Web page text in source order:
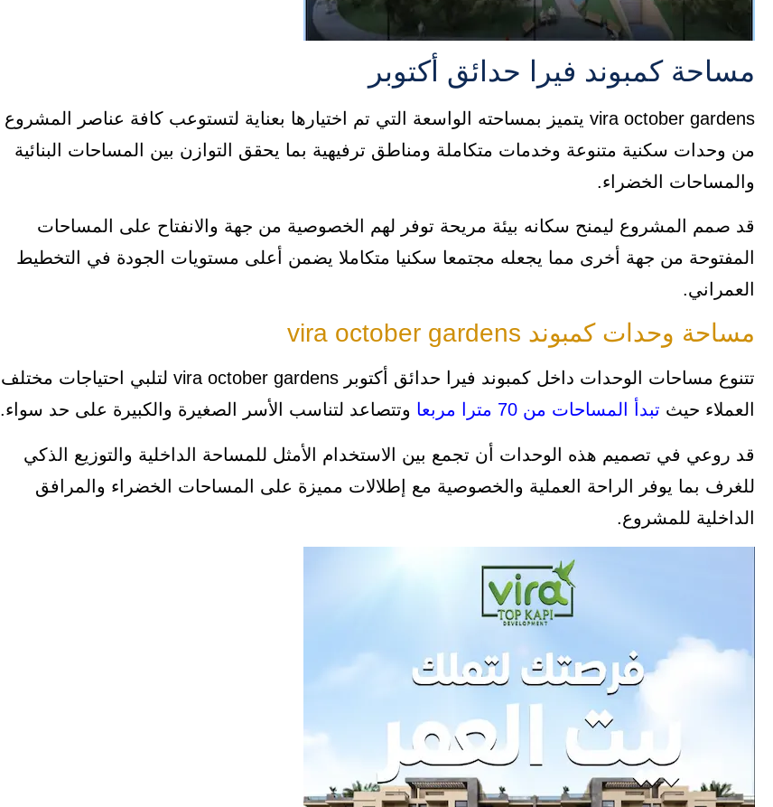
مساحة كمبوند فيرا حدائق أكتوبر
vira october gardens يتميز بمساحته الواسعة التي تم اختيارها بعناية لتستوعب كافة عناصر المشروع
من وحدات سكنية متنوعة وخدمات متكاملة ومناطق ترفيهية بما يحقق التوازن بين المساحات البنائية
والمساحات الخضراء.
قد صمم المشروع ليمنح سكانه بيئة مريحة توفر لهم الخصوصية من جهة والانفتاح على المساحات
المفتوحة من جهة أخرى مما يجعله مجتمعا سكنيا متكاملا يضمن أعلى مستويات الجودة في التخطيط
العمراني.
مساحة وحدات كمبوند vira october gardens
تتنوع مساحات الوحدات داخل كمبوند فيرا حدائق أكتوبر vira october gardens لتلبي احتياجات مختلف
العملاء حيث تبدأ المساحات من 70 مترا مربعا وتتصاعد لتناسب الأسر الصغيرة والكبيرة على حد سواء.
قد روعي في تصميم هذه الوحدات أن تجمع بين الاستخدام الأمثل للمساحة الداخلية والتوزيع الذكي
للغرف بما يوفر الراحة العملية والخصوصية مع إطلالات مميزة على المساحات الخضراء والمرافق
الداخلية للمشروع.